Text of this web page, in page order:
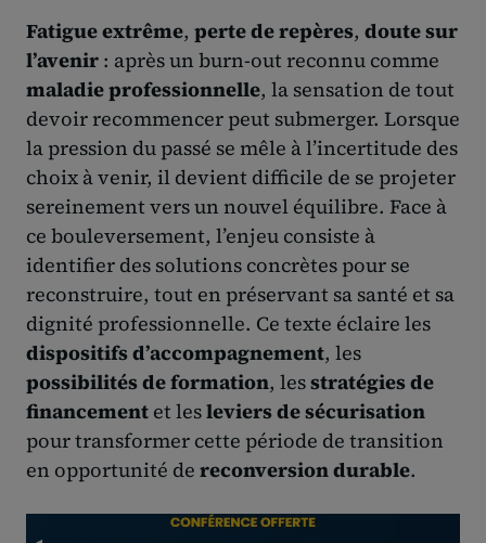
Fatigue extrême, perte de repères, doute sur
l’avenir : après un burn-out reconnu comme
maladie professionnelle, la sensation de tout
devoir recommencer peut submerger. Lorsque
la pression du passé se mêle à l’incertitude des
choix à venir, il devient difficile de se projeter
sereinement vers un nouvel équilibre. Face à
ce bouleversement, l’enjeu consiste à
identifier des solutions concrètes pour se
reconstruire, tout en préservant sa santé et sa
dignité professionnelle. Ce texte éclaire les
dispositifs d’accompagnement, les
possibilités de formation, lesstratégies de
financement et lesleviers de sécurisation
pour transformer cette période de transition
en opportunité de reconversion durable.